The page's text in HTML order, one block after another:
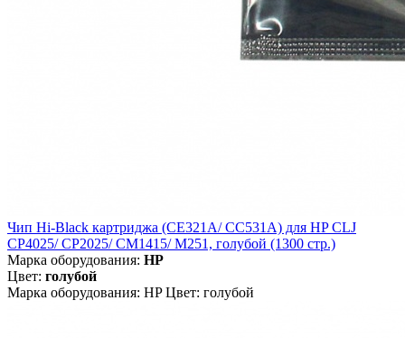
Чип Hi-Black картриджа (CE321A/ CC531A) для HP CLJ
CP4025/ CP2025/ CM1415/ M251, голубой (1300 стр.)
Марка оборудования: HP
Цвет: голубой
Марка оборудования: HP Цвет: голубой